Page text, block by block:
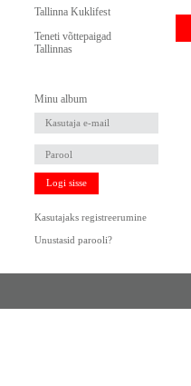
Tallinna Kuklifest
Teneti võttepaigad
Tallinnas
Minu album
Logi sisse
Kasutajaks registreerumine
Unustasid parooli?